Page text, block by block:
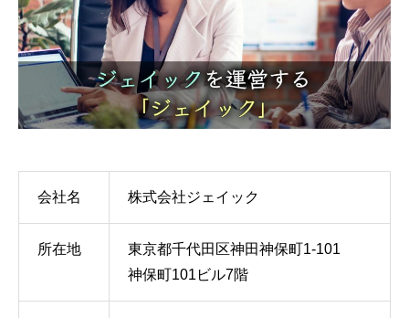
会社名 株式会社ジェイック
所在地
東京都千代田区神田神保町1-101
神保町101ビル7階